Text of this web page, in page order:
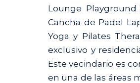
Lounge
Cancha de Padel
Yoga y Pilates
exclusivo y
Este vecindario es
en una de las áreas